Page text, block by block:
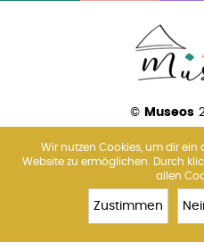
VAN GOGH
© Museos
Amsterdam
Madrid
Paris
Wir nutzen Cookies, um dir ein
Website zu ermöglichen. Durch
allen
Zustimmen